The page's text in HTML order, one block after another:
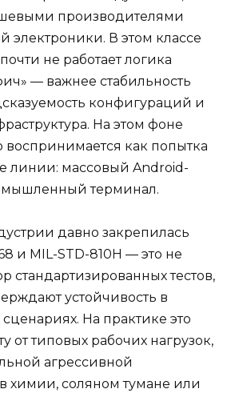
производителями
В этом классе
не работает логика
— важнее стабильность
конфигураций и
На этом фоне
воспринимается как попытка
линии: массовый Android-
терминал.
давно закрепилась
и MIL-STD-810H — это не
стандартизированных тестов,
устойчивость в
На практике это
от типовых рабочих нагрузок,
агрессивной
химии, соляном тумане или